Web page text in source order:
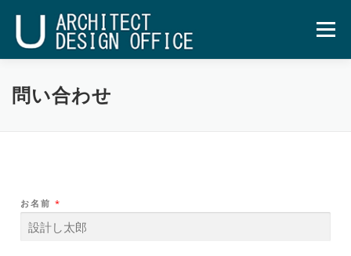
メニュー
コンセプト
問い合わせ
お名前 *